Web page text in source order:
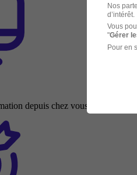
depuis chez vous ou depuis
Nos
d’intérêt.
Vous
"Gérer
Pour en